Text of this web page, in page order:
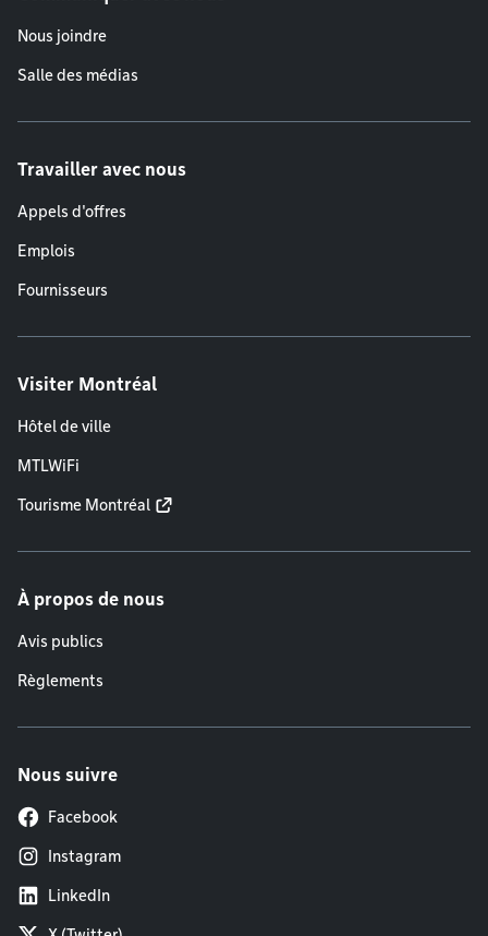
Nous joindre
Salle des médias
Travailler avec nous
Appels d'offres
Emplois
Fournisseurs
Visiter Montréal
Hôtel de ville
MTLWiFi
Tourisme Montréal
À propos de nous
Avis publics
Règlements
Nous suivre
Facebook
Instagram
LinkedIn